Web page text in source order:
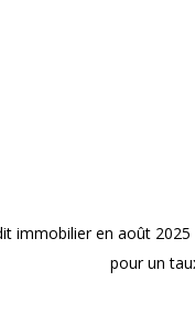
immobilier en août
pour un